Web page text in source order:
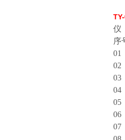
仪
序
01
02
03
04
05
06
07